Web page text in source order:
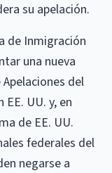
su apelación.
de Inmigración
una nueva
del
UU. y, en
de EE. UU.
federales del
negarse a